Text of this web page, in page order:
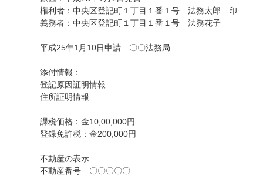
権利者：中央区登記町１丁目１番１号　法務太郎　印
義務者：中央区登記町１丁目１番１号　法務花子
平成25年1月10日申請　〇〇法務局
添付情報：
登記原因証明情報
住所証明情報
課税価格：金10,00,000円
登録免許税：金200,000円
不動産の表示
不動産番号　〇〇〇〇〇